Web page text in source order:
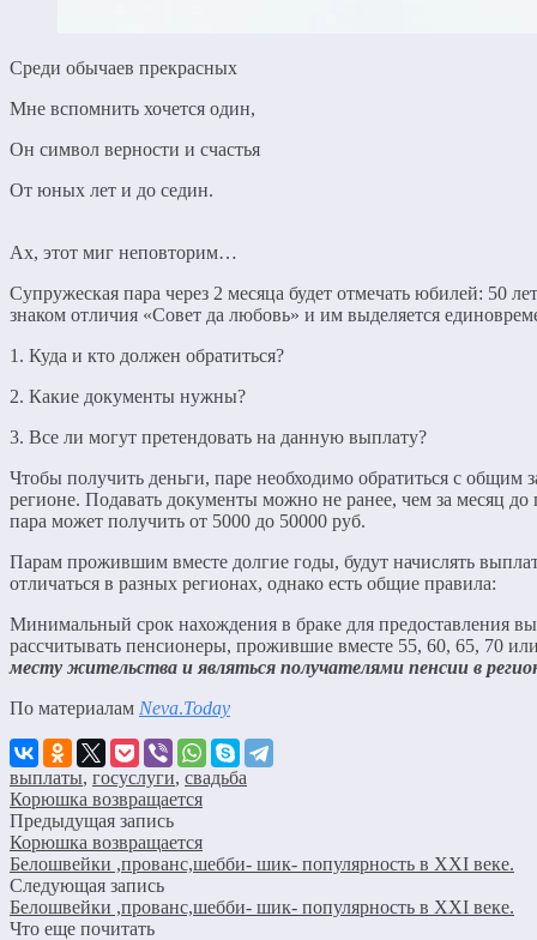
Среди обычаев прекрасных
Мне вспомнить хочется один,
Он символ верности и счастья
От юных лет и до седин.
Ах, этот миг неповторим…
Супружеская пара через 2 месяца будет отмечать юбилей: 50
знаком отличия «Совет да любовь» и им выделяется
1. Куда и кто должен обратиться?
2. Какие документы нужны?
3. Все ли могут претендовать на данную выплату?
Чтобы получить деньги, паре необходимо обратиться с
регионе. Подавать документы можно не ранее, чем за месяц
пара может получить от 5000 до 50000 руб.
Парам прожившим вместе долгие годы, будут начислять
отличаться в разных регионах, однако есть общие правила:
Минимальный срок нахождения в браке для предоставления
рассчитывать пенсионеры, прожившие вместе 55, 60, 65, 70
месту жительства и являться получателями пенсии в
По материалам Neva.Today
выплаты, госуслуги, свадьба
Корюшка возвращается
Предыдущая запись
Корюшка возвращается
Белошвейки ,прованс,шебби- шик- популярность в ХХI веке.
Следующая запись
Белошвейки ,прованс,шебби- шик- популярность в ХХI веке.
Что еще почитать